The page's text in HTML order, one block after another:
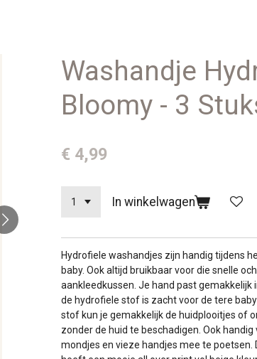
Washandje
Bloomy - 3
€ 4,99
In winkelwagen
Hydrofiele washandjes zijn handig tijdens
baby. Ook altijd bruikbaar voor die snelle
aankleedkussen. Je hand past
de hydrofiele stof is zacht voor de tere
stof kun je gemakkelijk de huidplooitjes of
zonder de huid te beschadigen. Ook
mondjes en vieze handjes mee te poetsen.